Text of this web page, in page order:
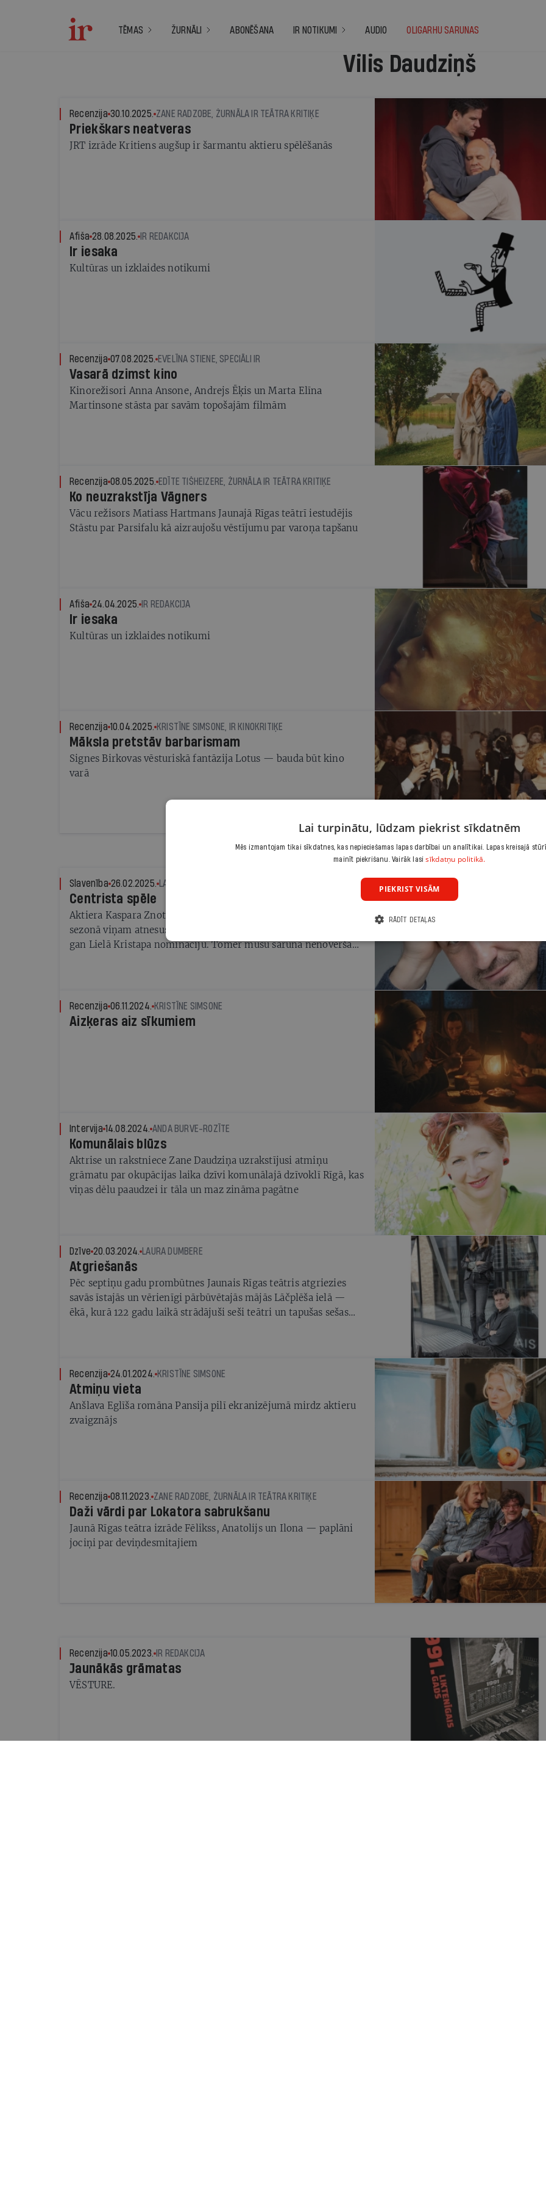
TĒMAS ŽURNĀLI ABONĒŠANA IR NOTIKUMI AUDIO OLIGARHU SARUNAS
Vilis Daudziņš
Recenzija 30.10.2025. ZANE RADZOBE, ŽURNĀLA IR TEĀTRA KRITIĶE
Priekškars neatveras
JRT izrāde Kritiens augšup ir šarmantu aktieru spēlēšanās
Afiša 28.08.2025. IR REDAKCIJA
Ir iesaka
Kultūras un izklaides notikumi
Recenzija 07.08.2025. EVELĪNA STIENE, SPECIĀLI IR
Vasarā dzimst kino
Kinorežisori Anna Ansone, Andrejs Ēķis un Marta Elīna
Martinsone stāsta par savām topošajām filmām
Recenzija 08.05.2025. EDĪTE TIŠHEIZERE, ŽURNĀLA IR TEĀTRA KRITIĶE
Ko neuzrakstīja Vāgners
Vācu režisors Matiass Hartmans Jaunajā Rīgas teātrī iestudējis
Stāstu par Parsifalu kā aizraujošu vēstījumu par varoņa tapšanu
Afiša 24.04.2025. IR REDAKCIJA
Ir iesaka
Kultūras un izklaides notikumi
Recenzija 10.04.2025. KRISTĪNE SIMSONE, IR KINOKRITIĶE
Māksla pretstāv barbarismam
Signes Birkovas vēsturiskā fantāzija Lotus — bauda būt kino
varā
Slavenība 26.02.2025. LAURA DUMBERE
Centrista spēle
Aktiera Kaspara Znotiņa izcilā aktierspēle aizvadītajā balvu
sezonā viņam atnesusi gan Spēlmaņu nakts gada aktiera balvu,
gan Lielā Kristapa nomināciju. Tomēr mūsu saruna nenovēršami
Recenzija 06.11.2024. KRISTĪNE SIMSONE
Aizķeras aiz sīkumiem
Intervija 14.08.2024. ANDA BURVE-ROZĪTE
Komunālais blūzs
Aktrise un rakstniece Zane Daudziņa uzrakstījusi atmiņu
grāmatu par okupācijas laika dzīvi komunālajā dzīvoklī Rīgā, kas
viņas dēlu paaudzei ir tāla un maz zināma pagātne
Dzīve 20.03.2024. LAURA DUMBERE
Atgriešanās
Pēc septiņu gadu prombūtnes Jaunais Rīgas teātris atgriezies
savās īstajās un vērienīgi pārbūvētajās mājās Lāčplēša ielā —
ēkā, kurā 122 gadu laikā strādājuši seši teātri un tapušas sešas
Recenzija 24.01.2024. KRISTĪNE SIMSONE
Atmiņu vieta
Anšlava Eglīša romāna Pansija pilī ekranizējumā mirdz aktieru
zvaigznājs
Recenzija 08.11.2023. ZANE RADZOBE, ŽURNĀLA IR TEĀTRA KRITIĶE
Daži vārdi par Lokatora sabrukšanu
Jaunā Rīgas teātra izrāde Fēlikss, Anatolijs un Ilona — paplāni
jociņi par deviņdesmitajiem
Recenzija 10.05.2023. IR REDAKCIJA
Jaunākās grāmatas
VĒSTURE.
Lai turpinātu, lūdzam piekrist sīkdatnēm
Mēs izmantojam tikai sīkdatnes, kas nepieciešamas lapas darbībai un analītikai. Lapas kreisajā
mainīt piekrišanu. Vairāk lasisīkdatņu politikā.
PIEKRIST VISĀM
RĀDĪT DETAĻAS